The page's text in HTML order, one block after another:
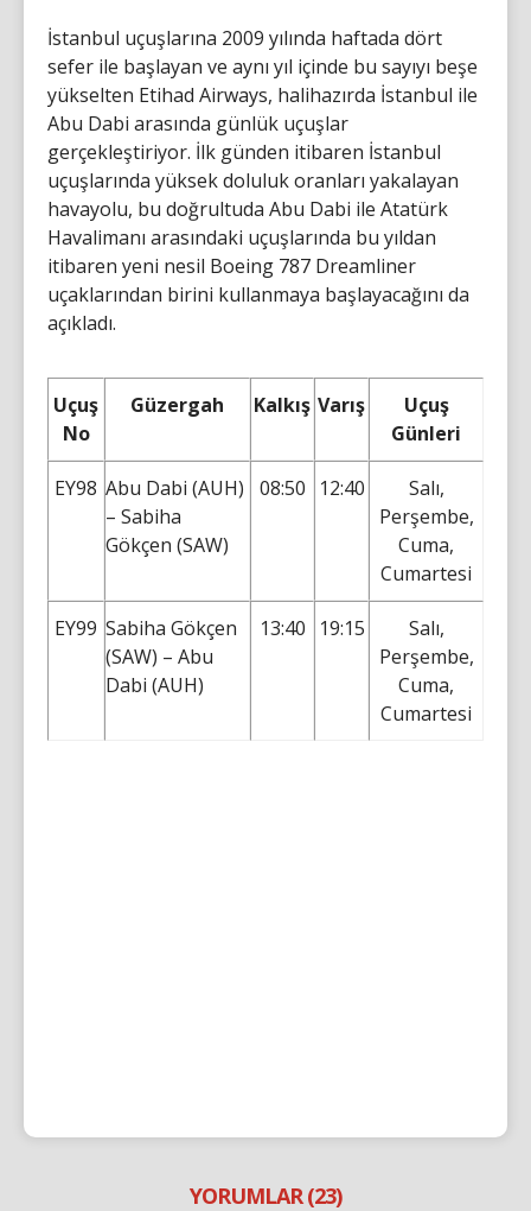
İstanbul uçuşlarına 2009 yılında haftada dört
sefer ile başlayan ve aynı yıl içinde bu sayıyı beşe
yükselten Etihad Airways, halihazırda İstanbul ile
Abu Dabi arasında günlük uçuşlar
gerçekleştiriyor. İlk günden itibaren İstanbul
uçuşlarında yüksek doluluk oranları yakalayan
havayolu, bu doğrultuda Abu Dabi ile Atatürk
Havalimanı arasındaki uçuşlarında bu yıldan
itibaren yeni nesil Boeing 787 Dreamliner
uçaklarından birini kullanmaya başlayacağını da
açıkladı.
Uçuş
No
Güzergah Kalkış Varış
Uçuş
Günleri
EY98 Abu Dabi (AUH)
– Sabiha
Gökçen (SAW)
08:50 12:40
Salı,
Perşembe,
Cuma,
Cumartesi
EY99 Sabiha Gökçen
(SAW) – Abu
Dabi (AUH)
13:40 19:15
Salı,
Perşembe,
Cuma,
Cumartesi
YORUMLAR (23)